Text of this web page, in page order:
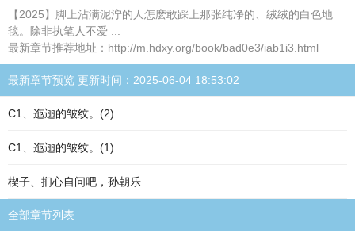
【2025】脚上沾满泥泞的人怎麽敢踩上那张纯净的、绒绒的白色地
毯。除非执笔人不爱 ...
最新章节推荐地址：http://m.hdxy.org/book/bad0e3/iab1i3.html
最新章节预览 更新时间：2025-06-04 18:53:02
C1、迤逦的皱纹。(2)
C1、迤逦的皱纹。(1)
楔子、扪心自问吧，孙朝乐
全部章节列表